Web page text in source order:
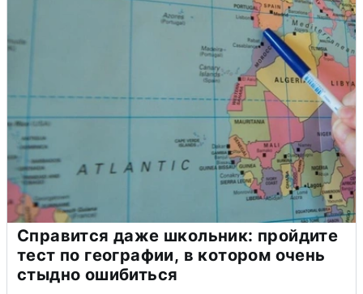
Справится даже школьник: пройдите
тест по географии, в котором очень
стыдно ошибиться